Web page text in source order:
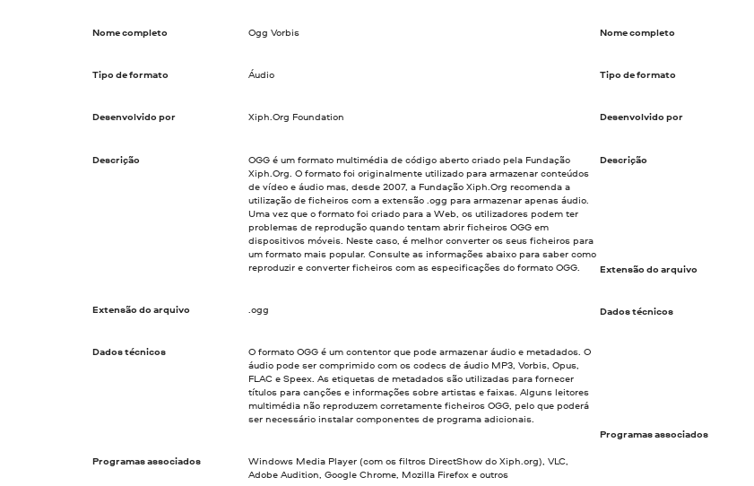
Nome completo Ogg Vorbis
Tipo de formato Áudio
Desenvolvido por Xiph.Org Foundation
Descrição
OGG é um formato multimédia de código aberto criado pela Fundação
Xiph.Org. O formato foi originalmente utilizado para armazenar conteúdos
de vídeo e áudio mas, desde 2007, a Fundação Xiph.Org recomenda a
utilização de ficheiros com a extensão .ogg para armazenar apenas áudio.
Uma vez que o formato foi criado para a Web, os utilizadores podem ter
problemas de reprodução quando tentam abrir ficheiros OGG em
dispositivos móveis. Neste caso, é melhor converter os seus ficheiros para
um formato mais popular. Consulte as informações abaixo para saber como
reproduzir e converter ficheiros com as especificações do formato OGG.
Extensão do arquivo .ogg
Dados técnicos
O formato OGG é um contentor que pode armazenar áudio e metadados. O
áudio pode ser comprimido com os codecs de áudio MP3, Vorbis, Opus,
FLAC e Speex. As etiquetas de metadados são utilizadas para fornecer
títulos para canções e informações sobre artistas e faixas. Alguns leitores
multimédia não reproduzem corretamente ficheiros OGG, pelo que poderá
ser necessário instalar componentes de programa adicionais.
Programas associados
Windows Media Player (com os filtros DirectShow do Xiph.org), VLC,
Adobe Audition, Google Chrome, Mozilla Firefox e outros
Nome completo
Tipo de formato
Desenvolvido por
Descrição
Extensão do arquivo
Dados técnicos
Programas associados